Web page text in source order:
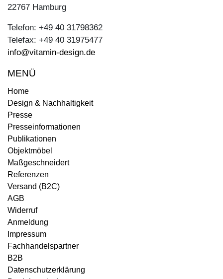
22767 Hamburg
Telefon: +49 40 31798362
Telefax: +49 40 31975477
info@vitamin-design.de
MENÜ
Home
Design & Nachhaltigkeit
Presse
Presseinformationen
Publikationen
Objektmöbel
Maßgeschneidert
Referenzen
Versand (B2C)
AGB
Widerruf
Anmeldung
Impressum
Fachhandelspartner
B2B
Datenschutzerklärung